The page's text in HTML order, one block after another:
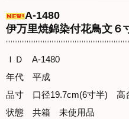
A-1480
伊万里焼錦染付花鳥文
ＩＤ A-1480
年代 平成
品寸 口径19.7cm(6寸半)
状態 共箱 未使用品